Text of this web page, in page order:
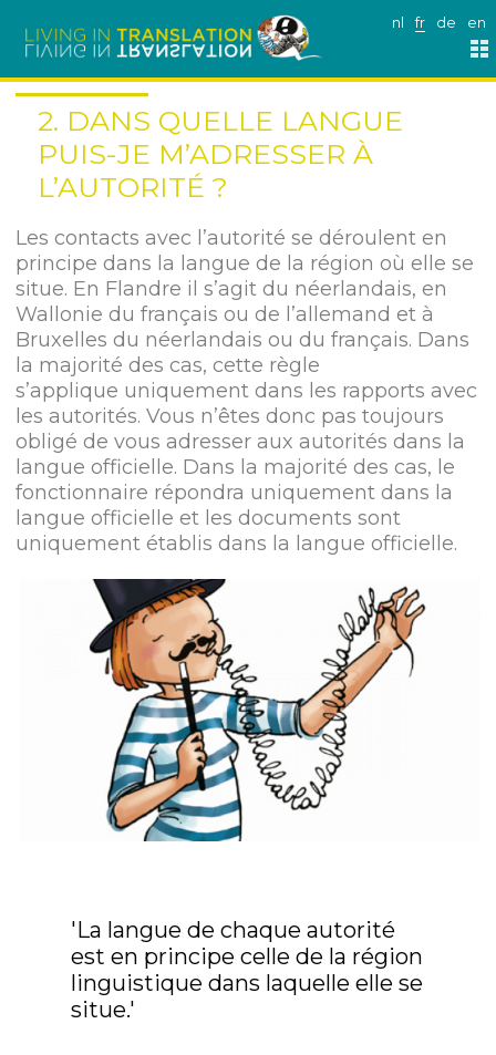
nl fr de en
2. DANS QUELLE LANGUE
PUIS-JE M’ADRESSER À
L’AUTORITÉ ?
Les contacts avec l’autorité se déroulent en
principe dans la langue de la région où elle se
situe. En Flandre il s’agit du néerlandais, en
Wallonie du français ou de l’allemand et à
Bruxelles du néerlandais ou du français. Dans
la majorité des cas, cette règle
s’applique uniquement dans les rapports avec
les autorités. Vous n’êtes donc pas toujours
obligé de vous adresser aux autorités dans la
langue officielle. Dans la majorité des cas, le
fonctionnaire répondra uniquement dans la
langue officielle et les documents sont
uniquement établis dans la langue officielle.
'La langue de chaque autorité
est en principe celle de la région
linguistique dans laquelle elle se
situe.'